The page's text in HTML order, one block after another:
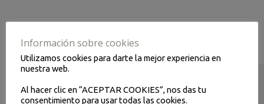
TRANSPORTAMOS ILUSIONES:
Información sobre cookies
Utilizamos cookies para darte la mejor experiencia en
nuestra web.
Al hacer clic en “ACEPTAR COOKIES”, nos das tu
consentimiento para usar todas las cookies.